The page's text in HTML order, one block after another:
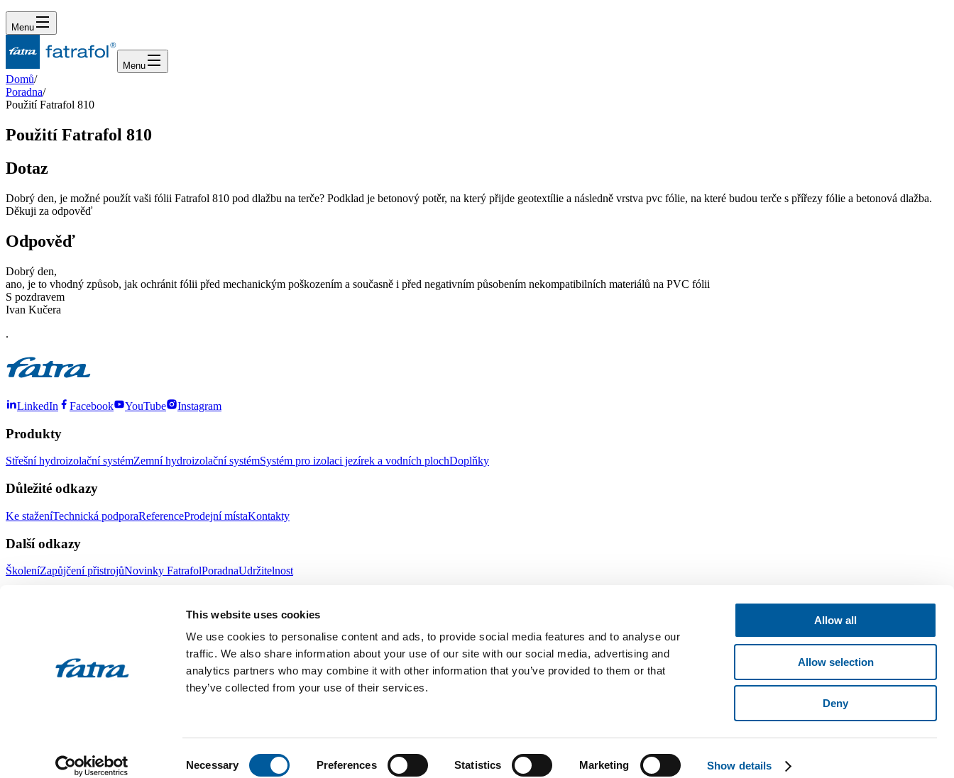
This website uses cookies
We use cookies to personalise content and ads, to provide social media features and to analyse our
traffic. We also share information about your use of our site with our social media, advertising and
analytics partners who may combine it with other information that you’ve provided to them or that
they’ve collected from your use of their services.
Necessary Preferences Statistics Marketing Show details
Allow all
Allow selection
Deny
Menu
Menu
Domů/
Poradna/
Použití Fatrafol 810
Použití Fatrafol 810
Dotaz
Dobrý den, je možné použít vaši fólii Fatrafol 810 pod dlažbu na terče? Podklad je betonový potěr, na který přijde geotextílie a následně vrstva pvc fólie, na které budou terče s přířezy fólie a betonová dlažba.
Děkuji za odpověď
Odpověď
Dobrý den,
ano, je to vhodný způsob, jak ochránit fólii před mechanickým poškozením a současně i před negativním působením nekompatibilních materiálů na PVC fólii
S pozdravem
Ivan Kučera
.
LinkedIn Facebook YouTube Instagram
Produkty
Střešní hydroizolační systémZemní hydroizolační systémSystém pro izolaci jezírek a vodních plochDoplňky
Důležité odkazy
Ke staženíTechnická podporaReferenceProdejní místaKontakty
Další odkazy
ŠkoleníZapůjčení přistrojůNovinky FatrafolPoradnaUdržitelnost
Volné pozice Ochrana oznamovatelů
vložka 4598. Společnost Fatra, a.s., je členem koncernu AGROFERT řízeného společností AGROFERT, a.s., IČO 26185610, se sídlem na adrese Pyšelská 2327/2, Chodov, 149 00 Praha 4. © 2026 Fatra, a.s. •